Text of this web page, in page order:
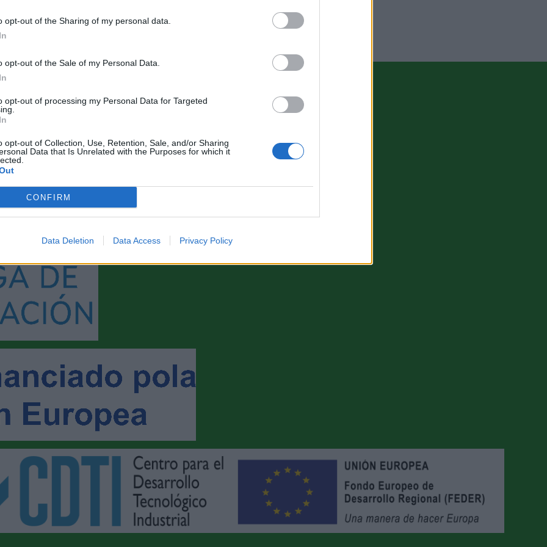
opt-out of the Sharing of my personal data.
opt-out of the Sale of my Personal Data.
opt-out of processing my Personal Data for Targeted
opt-out of Collection, Use, Retention, Sale, and/or Sharing
Data that Is Unrelated with the Purposes for which it
CONFIRM
Data Deletion Data Access Privacy Policy
recursos
socio-
ZENDALAYUDAS A LA INNOVACIÓN